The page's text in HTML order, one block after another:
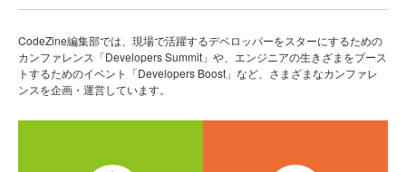
CodeZine編集部では、現場で活躍するデベロッパーをスターにするための
カンファレンス「Developers Summit」や、エンジニアの生きざまをブース
トするためのイベント「Developers Boost」など、さまざまなカンファレ
ンスを企画・運営しています。